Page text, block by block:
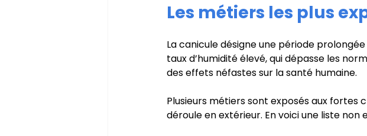
Les métiers les plus
La canicule désigne une période
taux d’humidité élevé, qui dépasse les
des effets néfastes sur la santé humaine.
Plusieurs métiers sont exposés aux fortes
déroule en extérieur. En voici une liste non